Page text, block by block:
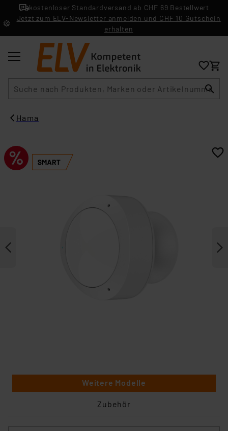
kostenloser Standardversand ab CHF 69 Bestellwert
Jetzt zum ELV-Newsletter anmelden und CHF 10 Gutschein
erhalten
Hama
Weitere Modelle
Zubehör